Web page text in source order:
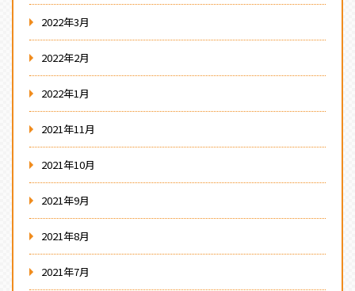
2022年3月
2022年2月
2022年1月
2021年11月
2021年10月
2021年9月
2021年8月
2021年7月